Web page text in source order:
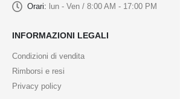
Orari: lun - Ven / 8:00 AM - 17:00 PM
INFORMAZIONI LEGALI
Condizioni di vendita
Rimborsi e resi
Privacy policy